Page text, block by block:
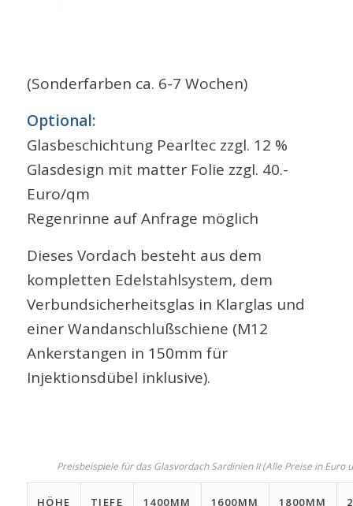
(Sonderfarben ca. 6-7 Wochen)
Optional:
Glasbeschichtung Pearltec zzgl. 12 %
Glasdesign mit matter Folie zzgl. 40.-
Euro/qm
Regenrinne auf Anfrage möglich
Dieses Vordach besteht aus dem
kompletten Edelstahlsystem, dem
Verbundsicherheitsglas in Klarglas und
einer Wandanschlußschiene (M12
Ankerstangen in 150mm für
Injektionsdübel inklusive).
Preisbeispiele für das Glasvordach Sardinien II (Alle Preise in Euro
HÖHE TIEFE 1400MM 1600MM 1800MM